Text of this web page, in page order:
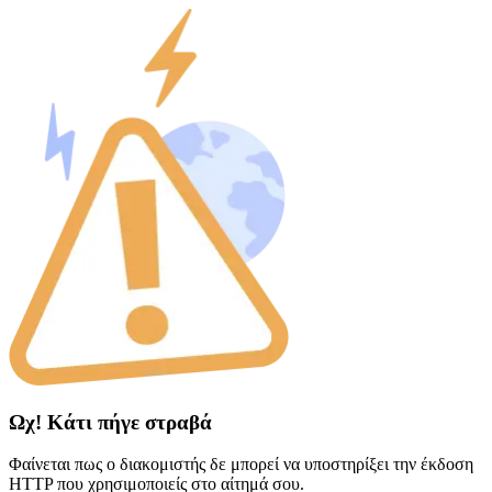
Ωχ! Κάτι πήγε στραβά
Φαίνεται πως ο διακομιστής δε μπορεί να υποστηρίξει την έκδοση
HTTP που χρησιμοποιείς στο αίτημά σου.